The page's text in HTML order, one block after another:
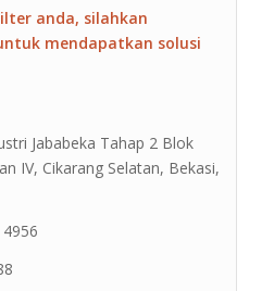
anda, silahkan
mendapatkan solusi
Jababeka Tahap 2 Blok
IV, Cikarang Selatan, Bekasi,